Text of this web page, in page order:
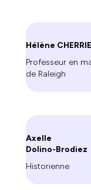
Hélène
Professeur en
de Raleigh
Axelle
Dolino-Brodiez
Historienne